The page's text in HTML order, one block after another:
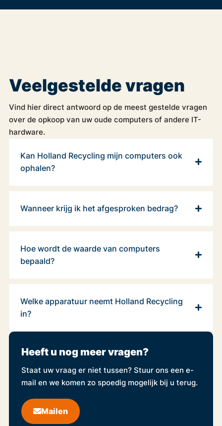
Veelgestelde vragen
Vind hier direct antwoord op de meest gestelde vragen
over de opkoop van uw oude computers of andere IT-
hardware.
Kan Holland Recycling mijn computers ook
ophalen?
Wanneer krijg ik het afgesproken bedrag?
Hoe wordt de waarde van computers
bepaald?
Welke apparatuur neemt Holland Recycling
in?
Heeft u nog meer vragen?
Staat uw vraag er niet tussen? Stuur ons een e-
mail en we komen zo spoedig mogelijk bij u terug.
Mailen